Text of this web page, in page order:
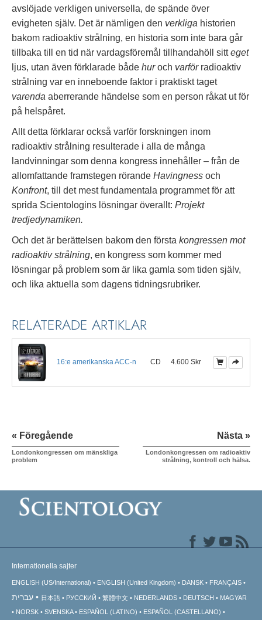
avslöjade verkligen universella, de spände över
evigheten själv. Det är nämligen den verkliga historien
bakom radioaktiv strålning, en historia som inte bara går
tillbaka till en tid när vardagsföremål tillhandahöll sitteget
ljus, utan även förklarade både huroch varförradioaktiv
strålning var en inneboende faktor i praktiskt taget
varenda aberrerande händelse som en person råkat ut för
på helspåret.
Allt detta förklarar också varför forskningen inom
radioaktiv strålning resulterade i alla de många
landvinningar som denna kongress innehåller – från de
allomfattande framstegen rörande Havingness och
Konfront, till det mest fundamentala programmet för att
sprida Scientologins lösningar överallt: Projekt
tredjedynamiken.
Och det är berättelsen bakom den första kongressen mot
radioaktiv strålning, en kongress som kommer med
lösningar på problem som är lika gamla som tiden själv,
och lika aktuella som dagens tidningsrubriker.
RELATERADE ARTIKLAR
16:e amerikanska ACC-n CD 4.600 Skr
« Föregående
Londonkongressen om mänskliga
problem
Nästa »
Londonkongressen om radioaktiv
strålning, kontroll och hälsa.
Internationella sajter
ENGLISH (US/International) ENGLISH (United Kingdom) DANSK FRANÇAIS
עברית 日本語 РУССКИЙ 繁體中文 NEDERLANDS DEUTSCH
MAGYAR
NORSK
SVENSKA ESPAÑOL (LATINO) ESPAÑOL (CASTELLANO)